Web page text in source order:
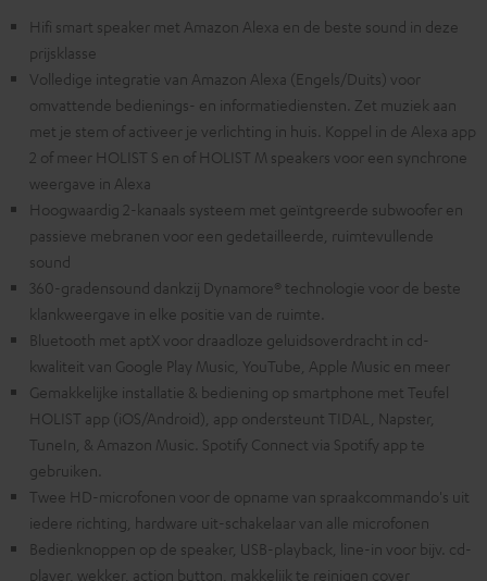
Hifi smart speaker met Amazon Alexa en de beste sound in deze
prijsklasse
Volledige integratie van Amazon Alexa (Engels/Duits) voor
omvattende bedienings- en informatiediensten. Zet muziek aan
met je stem of activeer je verlichting in huis. Koppel in de Alexa app
2 of meer HOLIST S en of HOLIST M speakers voor een synchrone
weergave in Alexa
Hoogwaardig 2-kanaals systeem met geïntgreerde subwoofer en
passieve mebranen voor een gedetailleerde, ruimtevullende
sound
360-gradensound dankzij Dynamore® technologie voor de beste
klankweergave in elke positie van de ruimte.
Bluetooth met aptX voor draadloze geluidsoverdracht in cd-
kwaliteit van Google Play Music, YouTube, Apple Music en meer
Gemakkelijke installatie & bediening op smartphone met Teufel
HOLIST app (iOS/Android), app ondersteunt TIDAL, Napster,
TuneIn, & Amazon Music. Spotify Connect via Spotify app te
gebruiken.
Twee HD-microfonen voor de opname van spraakcommando's uit
iedere richting, hardware uit-schakelaar van alle microfonen
Bedienknoppen op de speaker, USB-playback, line-in voor bijv. cd-
player, wekker, action button, makkelijk te reinigen cover